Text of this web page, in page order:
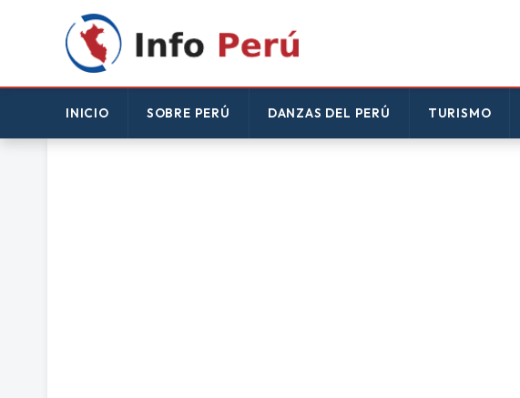
INICIO SOBRE PERÚ DANZAS DEL PERÚ TURISMO